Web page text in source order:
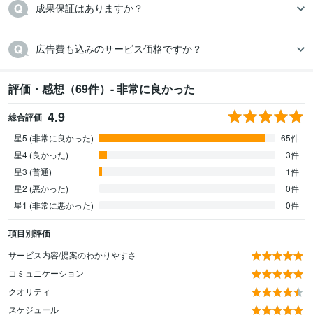
成果保証はありますか？
広告費も込みのサービス価格ですか？
評価・感想（69件）- 非常に良かった
総合評価 4.9
星5 (非常に良かった)
65件
星4 (良かった)
3件
星3 (普通)
1件
星2 (悪かった)
0件
星1 (非常に悪かった)
0件
項目別評価
サービス内容/提案のわかりやすさ
コミュニケーション
クオリティ
スケジュール